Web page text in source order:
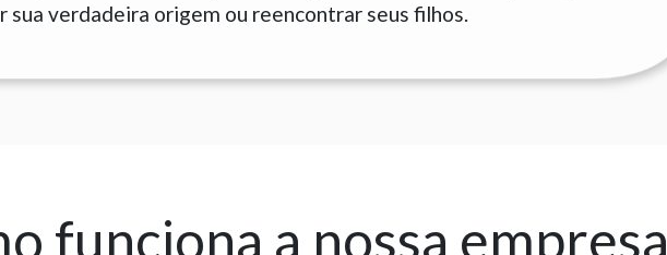
sua verdadeira origem ou reencontrar seus filhos.
funciona a nossa empresa